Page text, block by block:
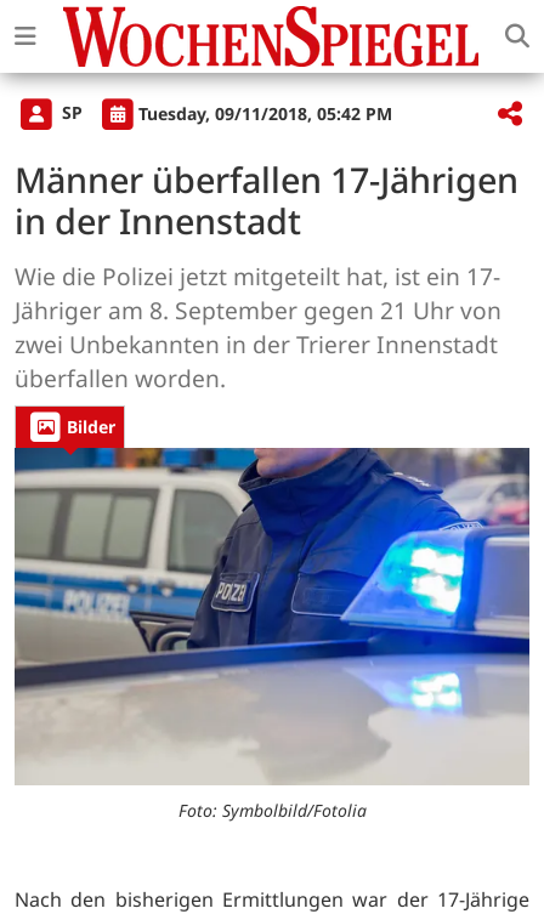
SP Tuesday, 09/11/2018, 05:42 PM
Männer überfallen 17-Jährigen
in der Innenstadt
Wie die Polizei jetzt mitgeteilt hat, ist ein 17-
Jähriger am 8. September gegen 21 Uhr von
zwei Unbekannten in der Trierer Innenstadt
überfallen worden.
Bilder
Foto: Symbolbild/Fotolia
Nach den bisherigen Ermittlungen war der 17-Jährige